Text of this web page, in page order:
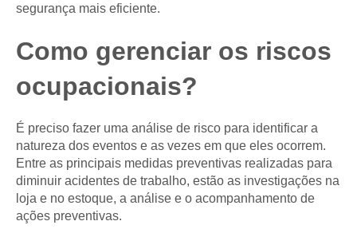
segurança mais eficiente.
Como gerenciar os riscos
ocupacionais?
É preciso fazer uma análise de risco para identificar a
natureza dos eventos e as vezes em que eles ocorrem.
Entre as principais medidas preventivas realizadas para
diminuir acidentes de trabalho, estão as investigações na
loja e no estoque, a análise e o acompanhamento de
ações preventivas.